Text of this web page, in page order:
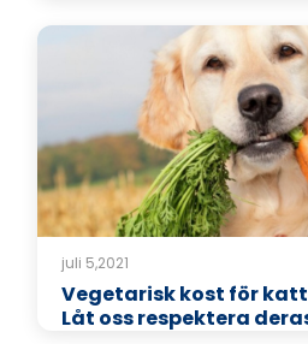
juli 5,2021
Vegetarisk kost för
Låt oss respektera